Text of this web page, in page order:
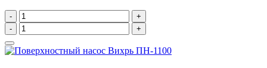
-
+
-
+